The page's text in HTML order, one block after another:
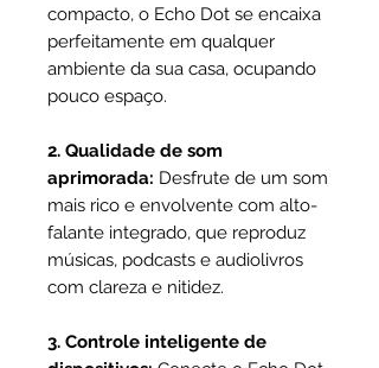
compacto, o Echo Dot se encaixa
perfeitamente em qualquer
ambiente da sua casa, ocupando
pouco espaço.
2. Qualidade de som
aprimorada: Desfrute de um som
mais rico e envolvente com alto-
falante integrado, que reproduz
músicas, podcasts e audiolivros
com clareza e nitidez.
3. Controle inteligente de